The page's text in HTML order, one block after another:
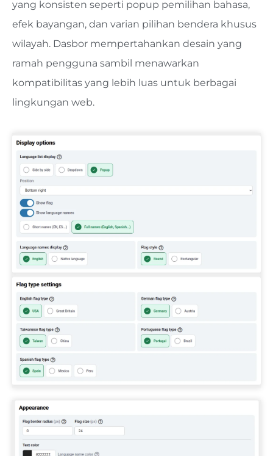
yang konsisten seperti popup pemilihan bahasa,
efek bayangan, dan varian pilihan bendera khusus
wilayah. Dasbor mempertahankan desain yang
ramah pengguna sambil menawarkan
kompatibilitas yang lebih luas untuk berbagai
lingkungan web.